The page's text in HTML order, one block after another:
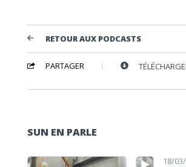
RETOUR AUX PODCASTS
PARTAGER
SUN EN PARLE
Lecteur audio
Lecteur audio 18/